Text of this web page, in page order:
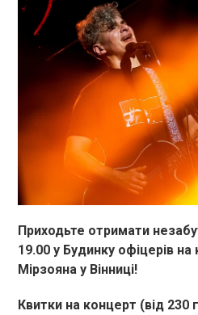
Приходьте отримати
19.00 у Будинку офіцерів на
Мірзояна у Вінниці!
Квитки на концерт (від 230